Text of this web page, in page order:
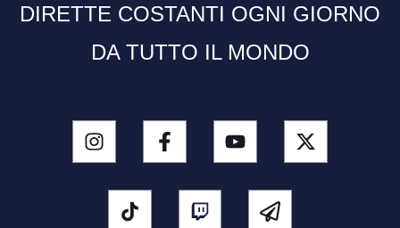
DIRETTE COSTANTI OGNI GIORNO
DA TUTTO IL MONDO